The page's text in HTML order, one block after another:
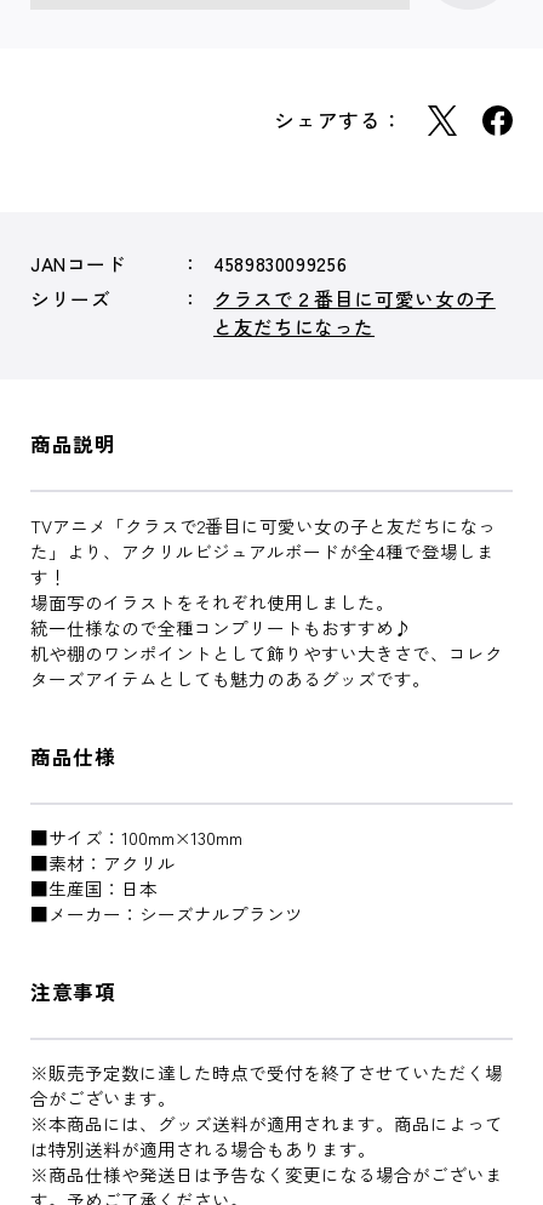
シェアする：
JANコード
4589830099256
シリーズ
クラスで２番目に可愛い女の子
と友だちになった
商品説明
TVアニメ「クラスで2番目に可愛い女の子と友だちになっ
た」より、アクリルビジュアルボードが全4種で登場しま
す！
場面写のイラストをそれぞれ使用しました。
統一仕様なので全種コンプリートもおすすめ♪
机や棚のワンポイントとして飾りやすい大きさで、コレク
ターズアイテムとしても魅力のあるグッズです。
商品仕様
■サイズ：100mm×130mm
■素材：アクリル
■生産国：日本
■メーカー：シーズナルプランツ
注意事項
※販売予定数に達した時点で受付を終了させていただく場
合がございます。
※本商品には、グッズ送料が適用されます。商品によって
は特別送料が適用される場合もあります。
※商品仕様や発送日は予告なく変更になる場合がございま